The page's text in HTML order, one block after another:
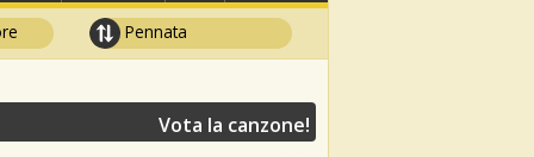
Pennata
Vota la canzone!